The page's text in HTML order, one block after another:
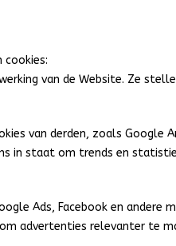
cookies:
van de Website. Ze
van derden, zoals
in staat om trends en
Ads, Facebook en
advertenties relevanter te